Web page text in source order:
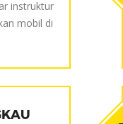
instruktur
mobil di